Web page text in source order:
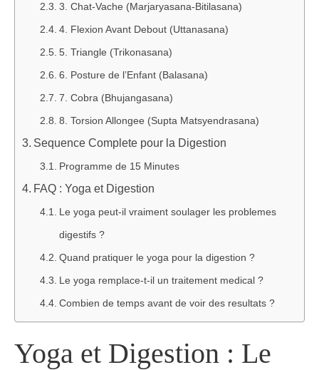
3. Chat-Vache (Marjaryasana-Bitilasana)
4. Flexion Avant Debout (Uttanasana)
5. Triangle (Trikonasana)
6. Posture de l’Enfant (Balasana)
7. Cobra (Bhujangasana)
8. Torsion Allongee (Supta Matsyendrasana)
Sequence Complete pour la Digestion
Programme de 15 Minutes
FAQ : Yoga et Digestion
Le yoga peut-il vraiment soulager les problemes
digestifs ?
Quand pratiquer le yoga pour la digestion ?
Le yoga remplace-t-il un traitement medical ?
Combien de temps avant de voir des resultats ?
Yoga et Digestion : Le